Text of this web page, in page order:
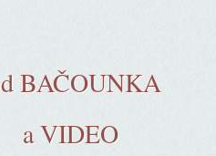
BAČOUNKA
a VIDEO